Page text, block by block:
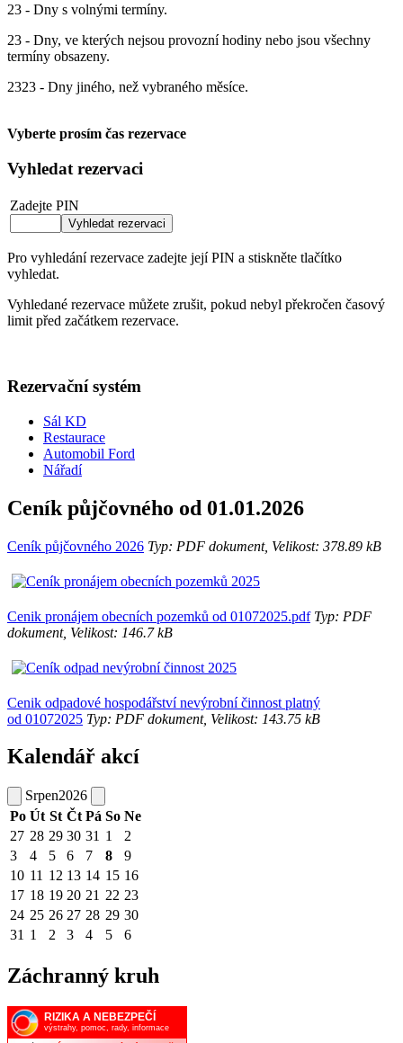
23 - Dny s volnými termíny.
23 - Dny, ve kterých nejsou provozní hodiny nebo jsou všechny
termíny obsazeny.
2323 - Dny jiného, než vybraného měsíce.
Vyberte prosím čas rezervace
Vyhledat rezervaci
Zadejte PIN
Pro vyhledání rezervace zadejte její PIN a stiskněte tlačítko
vyhledat.
Vyhledané rezervace můžete zrušit, pokud nebyl překročen časový
limit před začátkem rezervace.
Rezervační systém
Sál KD
Restaurace
Automobil Ford
Nářadí
Ceník půjčovného od 01.01.2026
Ceník půjčovného 2026 Typ: PDF dokument, Velikost: 378.89 kB
Cenik pronájem obecních pozemků od 01072025.pdfTyp: PDF
dokument, Velikost: 146.7 kB
Cenik odpadové hospodářství nevýrobní činnost platný
od 01072025 Typ: PDF dokument, Velikost: 143.75 kB
Kalendář akcí
Srpen2026
Po Út St Čt Pá So Ne
27 28 29 30 31 1
2
3
4 5 6 7 8
9
10 11 12 13 14 15 16
17 18 19 20 21 22 23
24 25 26 27 28 29 30
31 1 2 3 4 5 6
Záchranný kruh